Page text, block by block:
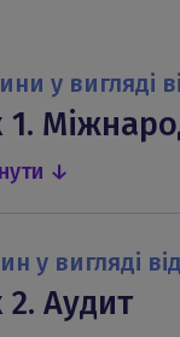
у вигляді
↓
Вимоги МСФЗ до
у вигляді
2. Аудит